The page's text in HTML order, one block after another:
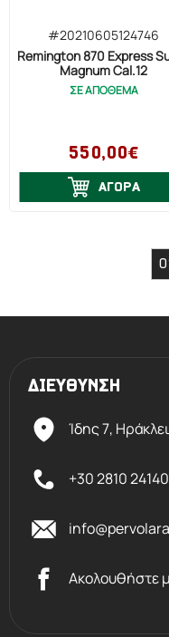
#20210605124746
Remington 870 Express
Magnum Cal.12
ΣΕ ΑΠΟΘΕΜΑ
550,00€
ΑΓΟΡΑ
ΔΙΕΥΘΥΝΣΗ
Ίδης 7,
+30 2810
Ακολουθήστε